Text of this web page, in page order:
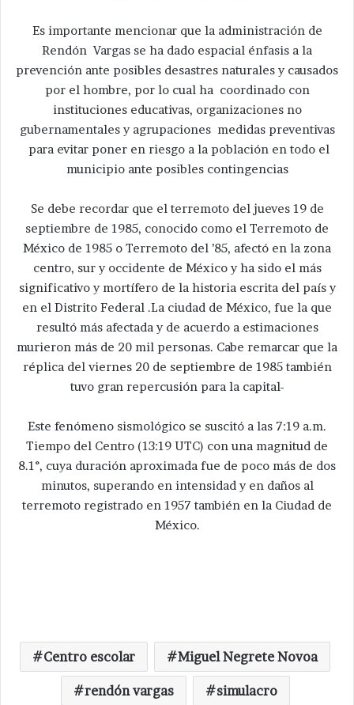
Es importante mencionar que la administración de
Rendón Vargas se ha dado espacial énfasis a la
prevención ante posibles desastres naturales y causados
por el hombre, por lo cual ha coordinado con
instituciones educativas, organizaciones no
gubernamentales y agrupaciones medidas preventivas
para evitar poner en riesgo a la población en todo el
municipio ante posibles contingencias
Se debe recordar que el terremoto del jueves 19 de
septiembre de 1985, conocido como el Terremoto de
México de 1985 o Terremoto del ’85, afectó en la zona
centro, sur y occidente de México y ha sido el más
significativo y mortífero de la historia escrita del país y
en el Distrito Federal .La ciudad de México, fue la que
resultó más afectada y de acuerdo a estimaciones
murieron más de 20 mil personas. Cabe remarcar que la
réplica del viernes 20 de septiembre de 1985 también
tuvo gran repercusión para la capital-
Este fenómeno sismológico se suscitó a las 7:19 a.m.
Tiempo del Centro (13:19 UTC) con una magnitud de
8.1°, cuya duración aproximada fue de poco más de dos
minutos, superando en intensidad y en daños al
terremoto registrado en 1957 también en la Ciudad de
México.
Centro escolar Miguel Negrete Novoa
rendón vargas simulacro